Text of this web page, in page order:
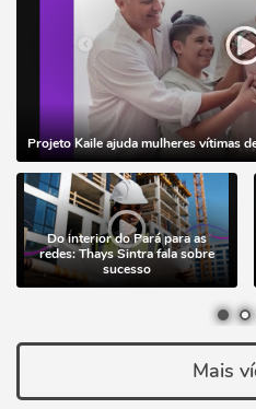
Projeto Kaile ajuda mulheres vítimas
Do interior do Pará para as
redes: Thays Sintra fala sobre
sucesso
Mais